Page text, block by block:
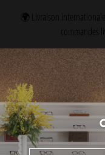
🌍 Livraison
commandes